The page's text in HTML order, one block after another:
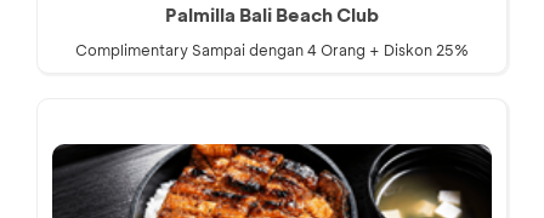
Palmilla Bali Beach Club
Complimentary Sampai dengan 4 Orang + Diskon 25%